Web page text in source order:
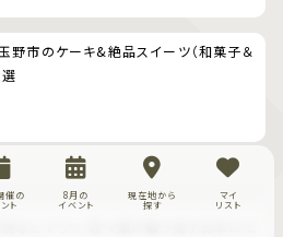
野市のケーキ&絶品スイーツ（和菓子＆
催の
ト
8月の
イベント
現在地から
探す
マイ
リスト